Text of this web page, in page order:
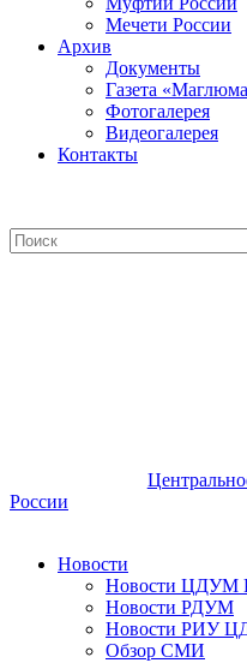
Мечети России
Архив
Документы
Газета
Фотогалерея
Видеогалерея
Контакты
России
Новости
Новости ЦДУМ
Новости РДУМ
Новости РИУ
Обзор СМИ